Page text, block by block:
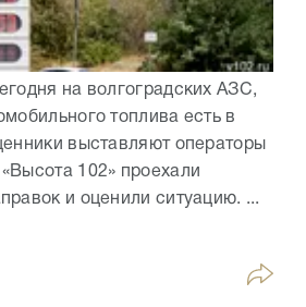
на волгоградских АЗС,
топлива есть в
выставляют операторы
102» проехали
и оценили ситуацию. ...